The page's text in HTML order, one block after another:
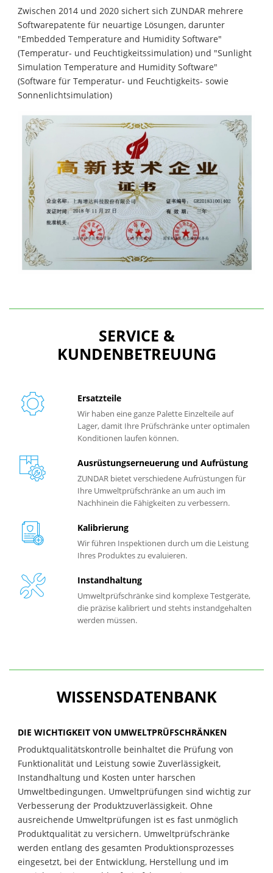
Zwischen 2014 und 2020 sichert sich ZUNDAR mehrere
Softwarepatente für neuartige Lösungen, darunter
"Embedded Temperature and Humidity Software"
(Temperatur- und Feuchtigkeitssimulation) und "Sunlight
Simulation Temperature and Humidity Software"
(Software für Temperatur- und Feuchtigkeits- sowie
Sonnenlichtsimulation)
SERVICE &
KUNDENBETREUUNG
Ersatzteile
Wir haben eine ganze Palette Einzelteile auf
Lager, damit Ihre Prüfschränke unter optimalen
Konditionen laufen können.
Ausrüstungserneuerung und Aufrüstung
ZUNDAR bietet verschiedene Aufrüstungen für
Ihre Umweltprüfschränke an um auch im
Nachhinein die Fähigkeiten zu verbessern.
Kalibrierung
Wir führen Inspektionen durch um die Leistung
Ihres Produktes zu evaluieren.
Instandhaltung
Umweltprüfschränke sind komplexe Testgeräte,
die präzise kalibriert und stehts instandgehalten
werden müssen.
WISSENSDATENBANK
DIE WICHTIGKEIT VON UMWELTPRÜFSCHRÄNKEN
Produktqualitätskontrolle beinhaltet die Prüfung von
Funktionalität und Leistung sowie Zuverlässigkeit,
Instandhaltung und Kosten unter harschen
Umweltbedingungen. Umweltprüfungen sind wichtig zur
Verbesserung der Produktzuverlässigkeit. Ohne
ausreichende Umweltprüfungen ist es fast unmöglich
Produktqualität zu versichern. Umweltprüfschränke
werden entlang des gesamten Produktionsprozesses
eingesetzt, bei der Entwicklung, Herstellung und im